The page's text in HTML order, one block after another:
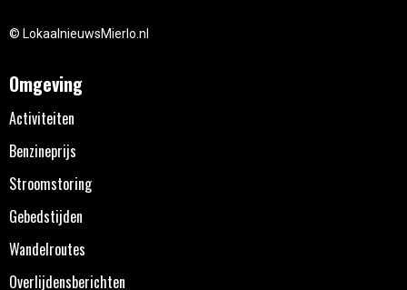
© LokaalnieuwsMierlo.nl
Omgeving
Activiteiten
Benzineprijs
Stroomstoring
Gebedstijden
Wandelroutes
Overlijdensberichten